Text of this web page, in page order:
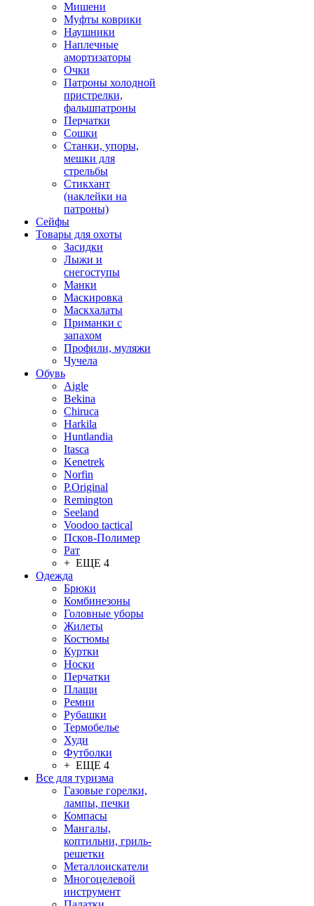
Мишени
Муфты коврики
Наушники
Наплечные
амортизаторы
Очки
Патроны холодной
пристрелки,
фальшпатроны
Перчатки
Сошки
Станки, упоры,
мешки для
стрельбы
Стикхант
(наклейки на
патроны)
Сейфы
Товары для охоты
Засидки
Лыжи и
снегоступы
Манки
Маскировка
Маскхалаты
Приманки с
запахом
Профили, муляжи
Чучела
Обувь
Aigle
Bekina
Chiruсa
Harkila
Huntlandia
Itasca
Kenetrek
Norfin
P.Original
Remington
Seeland
Voodoo tactical
Псков-Полимер
Рат
+ ЕЩЕ 4
Одежда
Брюки
Комбинезоны
Головные уборы
Жилеты
Костюмы
Куртки
Носки
Перчатки
Плащи
Ремни
Рубашки
Термобелье
Худи
Футболки
+ ЕЩЕ 4
Все для туризма
Газовые горелки,
лампы, печки
Компасы
Мангалы,
коптильни, гриль-
решетки
Металлоискатели
Многоцелевой
инструмент